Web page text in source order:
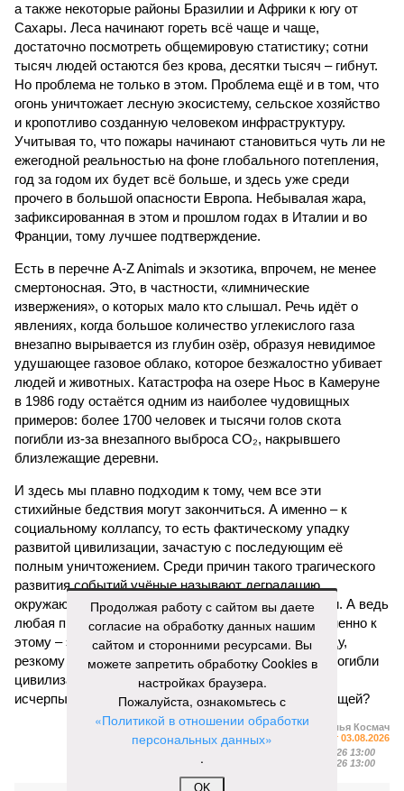
а также некоторые районы Бразилии и Африки к югу от
Сахары. Леса начинают гореть всё чаще и чаще,
достаточно посмотреть общемировую статистику; сотни
тысяч людей остаются без крова, десятки тысяч – гибнут.
Но проблема не только в этом. Проблема ещё и в том, что
огонь уничтожает лесную экосистему, сельское хозяйство
и кропотливо созданную человеком инфраструктуру.
Учитывая то, что пожары начинают становиться чуть ли не
ежегодной реальностью на фоне глобального потепления,
год за годом их будет всё больше, и здесь уже среди
прочего в большой опасности Европа. Небывалая жара,
зафиксированная в этом и прошлом годах в Италии и во
Франции, тому лучшее подтверждение.
Есть в перечне A-Z Animals и экзотика, впрочем, не менее
смертоносная. Это, в частности, «лимнические
извержения», о которых мало кто слышал. Речь идёт о
явлениях, когда большое количество углекислого газа
внезапно вырывается из глубин озёр, образуя невидимое
удушающее газовое облако, которое безжалостно убивает
людей и животных. Катастрофа на озере Ньос в Камеруне
в 1986 году остаётся одним из наиболее чудовищных
примеров: более 1700 человек и тысячи голов скота
погибли из-за внезапного выброса CO₂, накрывшего
близлежащие деревни.
И здесь мы плавно подходим к тому, чем все эти
стихийные бедствия могут закончиться. А именно – к
социальному коллапсу, то есть фактическому упадку
развитой цивилизации, зачастую с последующим её
полным уничтожением. Среди причин такого трагического
развития событий учёные называют деградацию
окружающей среды, истощение ресурсов и болезни. А ведь
любая природная катастрофа непременно ведёт именно к
этому – экономическому кризису, эпидемиям, голоду,
резкому сокращению численности населения. Так погибли
цивилизации шумеров, майя, кхмеров – список не
исчерпывающий. Какая цивилизация будет следующей?
Илья Космач
Газета«Наша версия» №29 от 03.08.2026
05.08.2026 13:00
Отредактировано:
05.08.2026 13:00
Продолжая работу с сайтом вы даете
согласие на обработку данных нашим
сайтом и сторонними ресурсами. Вы
можете запретить обработку Cookies в
настройках браузера.
Пожалуйста, ознакомьтесь с
«Политикой в отношении обработки
персональных данных»
.
OK